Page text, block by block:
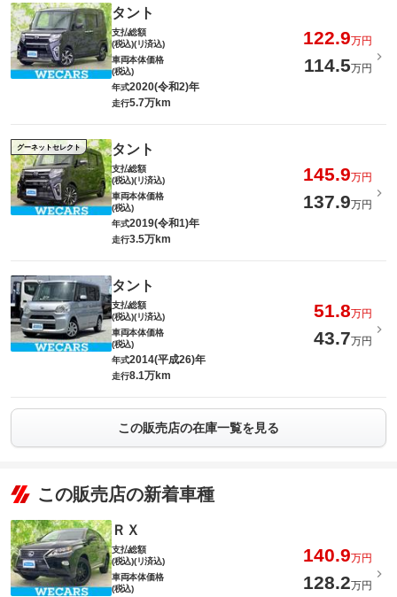
タント
支払総額
(税込)(リ済込)
122.9万円
車両本体価格
(税込)
114.5万円
年式2020(令和2)年
走行5.7万km
グーネットセレクト タント
支払総額
(税込)(リ済込)
145.9万円
車両本体価格
(税込)
137.9万円
年式2019(令和1)年
走行3.5万km
タント
支払総額
(税込)(リ済込)
51.8万円
車両本体価格
(税込)
43.7万円
年式2014(平成26)年
走行8.1万km
この販売店の在庫一覧を見る
この販売店の新着車種
ＲＸ
支払総額
(税込)(リ済込)
140.9万円
車両本体価格
(税込)
128.2万円